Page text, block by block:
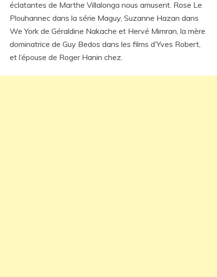
éclatantes de Marthe Villalonga nous amusent. Rose Le
Plouhannec dans la série Maguy, Suzanne Hazan dans
We York de Géraldine Nakache et Hervé Mimran, la mère
dominatrice de Guy Bedos dans les films d’Yves Robert,
et l’épouse de Roger Hanin chez.